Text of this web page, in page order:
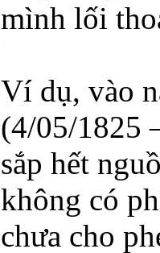
mình lối
Ví dụ, vào
(4/05/1825
sắp hết
không có
chưa cho